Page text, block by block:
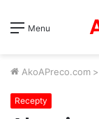
Menu
AkoAPreco.com >
Recepty